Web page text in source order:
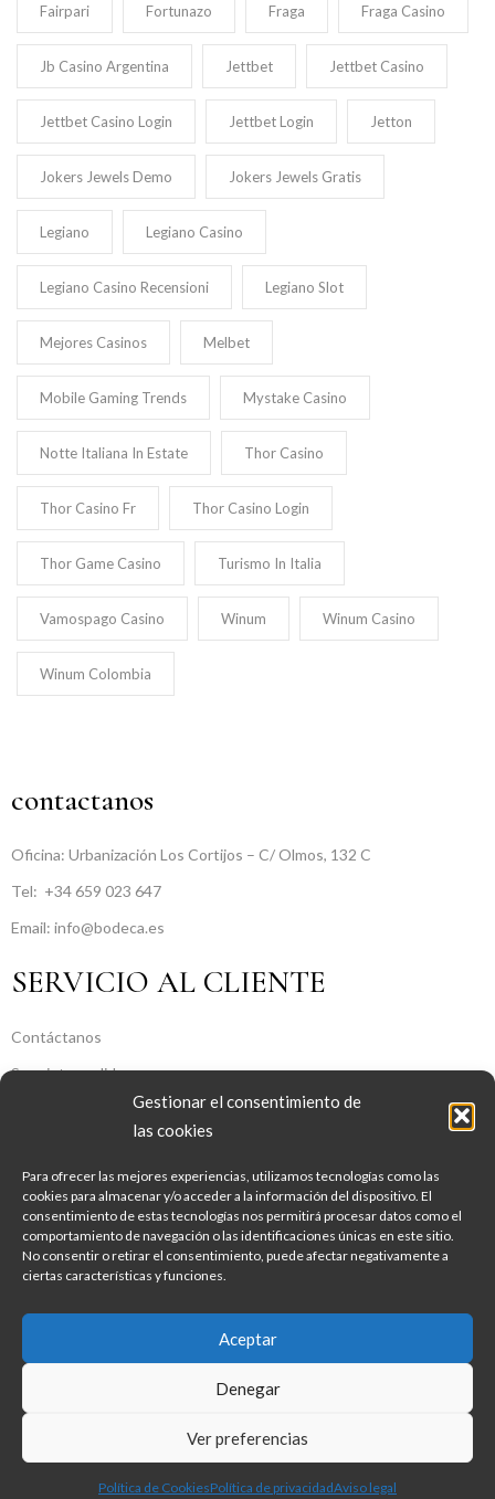
Gestionar el consentimiento de
las cookies
Para ofrecer las mejores experiencias, utilizamos tecnologías como las
cookies para almacenar y/o acceder a la información del dispositivo. El
consentimiento de estas tecnologías nos permitirá procesar datos como el
comportamiento de navegación o las identificaciones únicas en este sitio.
No consentir o retirar el consentimiento, puede afectar negativamente a
ciertas características y funciones.
Aceptar
Denegar
Ver preferencias
Política de CookiesPolítica de privacidadAviso legal
Fairpari Fortunazo Fraga Fraga Casino
Jb Casino Argentina Jettbet Jettbet Casino
Jettbet Casino Login Jettbet Login Jetton
Jokers Jewels Demo Jokers Jewels Gratis
Legiano Legiano Casino
Legiano Casino Recensioni Legiano Slot
Mejores Casinos Melbet
Mobile Gaming Trends Mystake Casino
Notte Italiana In Estate Thor Casino
Thor Casino Fr Thor Casino Login
Thor Game Casino Turismo In Italia
Vamospago Casino Winum Winum Casino
Winum Colombia
contactanos
Oficina: Urbanización Los Cortijos – C/ Olmos, 132 C
Tel: +34 659 023 647
Email: info@bodeca.es
SERVICIO AL CLIENTE
Contáctanos
Seguir tu pedido
SOBRE NOSOTROS
Sobre Nosotros
Aviso legal
Política de Privacidad
Copyright © 2022 Bodeca. Developed by Georgy